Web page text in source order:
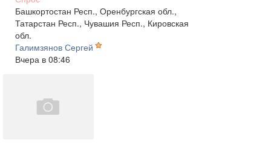
Башкортостан Респ., Оренбургская обл.,
Татарстан Респ., Чувашия Респ., Кировская
обл.
Галимзянов Сергей
Вчера в 08:46